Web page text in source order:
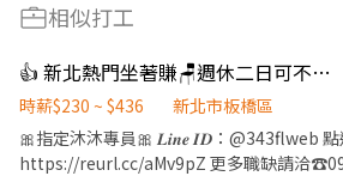
相似打工
👍 新北熱門坐著賺🪑週休二日可不加班💎個人工作站【週領最高9400】#高錄取
時薪$230 ~ $436
新北市板橋區
🎀指定沐沐專員🎀 𝑳𝒊𝒏𝒆 𝑰𝑫：@343flweb
https://reurl.cc/aMv9pZ 更多職缺請洽